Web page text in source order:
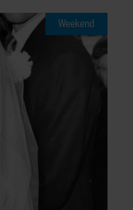
Weekend